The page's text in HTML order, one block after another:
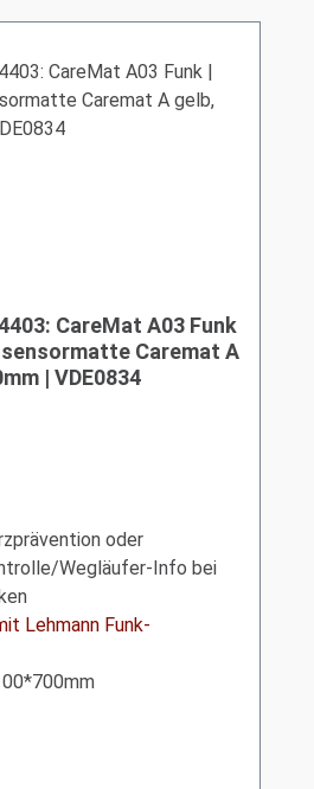
CareMat A03 Funk
Caremat A
| VDE0834
oder
Wegläufer-Info bei
Lehmann Funk-